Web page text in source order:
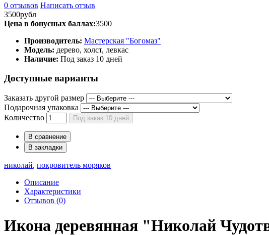
0 отзывов Написать отзыв
3500рубл
Цена в бонусных баллах:3500
Производитель: Мастерская "Богомаз"
Модель: дерево, холст, левкас
Наличие: Под заказ 10 дней
Доступные варианты
Заказать другой размер
Подарочная упаковка
Количество
Под заказ 10 дней
В сравнение
В закладки
николай, покровитель моряков
Описание
Характеристики
Отзывов (0)
Икона деревянная "Николай